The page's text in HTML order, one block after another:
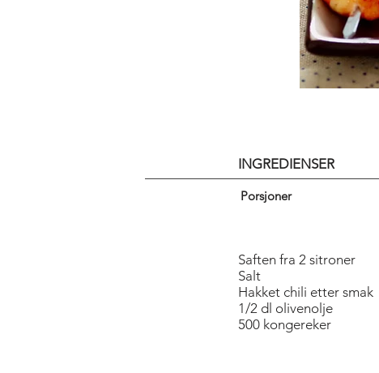
INGREDIENSER
Porsjoner
Saften fra 2 sitroner
Salt
Hakket chili etter smak
1/2 dl olivenolje
500 kongereker